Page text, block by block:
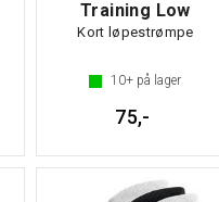
Training Low
Kort løpestrømpe
10+ på lager
75,-